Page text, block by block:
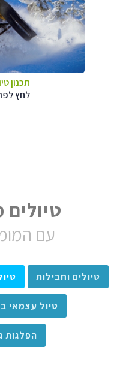
תכנון
לחץ
עם
טיולים וחבילות
טיול עצמאי
הפלגות